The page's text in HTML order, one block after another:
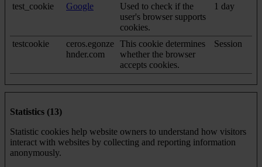
test_cookie Google
Used to check if the
user's browser supports
cookies.
1 day
testcookie
ceros.egonze
hnder.com
This cookie determines
whether the browser
accepts cookies.
Session
Statistics (13)
Statistic cookies help website owners to understand how visitors
interact with websites by collecting and reporting information
anonymously.